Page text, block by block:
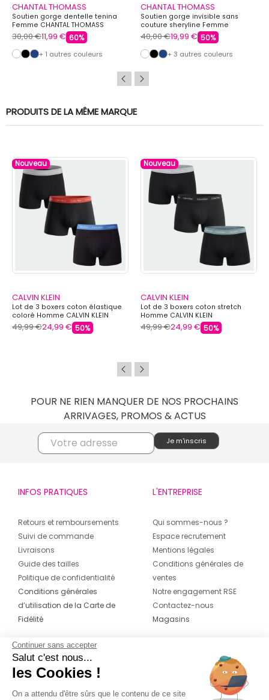
CHANTAL THOMASS
Soutien gorge dentelle tenina
Femme CHANTAL THOMASS
30,00 €11,99 € 60%
+ 1 autres couleurs
CHANTAL THOMASS
Soutien gorge invisible sans
couture sheryline Femme
CHANTAL THOMASS
40,00 €19,99 € 50%
+ 3 autres couleurs
PRODUITS DE LA MÊME MARQUE
Nouveau
CALVIN KLEIN
Lot de 3 boxers coton élastique
coloré Homme CALVIN KLEIN
49,99 €24,99 € 50%
Nouveau
CALVIN KLEIN
Lot de 3 boxers coton stretch
Homme CALVIN KLEIN
49,99 €24,99 € 50%
POUR NE RIEN MANQUER DE NOS PROCHAINS
ARRIVAGES, PROMOS & ACTUS
INFOS PRATIQUES
Retours et remboursements
Suivi de commande
Livraisons
Guide des tailles
Politique de confidentialité
Conditions générales
d’utilisation de la Carte de
Fidélité
L'ENTREPRISE
Qui sommes-nous ?
Espace recrutement
Mentions légales
Conditions générales de
ventes
Notre engagement RSE
Contactez-nous
Magasins
CONTACT
04 42 20 78 42
Du lundi au jeudi de 8h30 à 16h30 & le
Continuer sans accepter
Salut c'est nous...
les Cookies !
On a attendu d'être sûrs que le contenu de ce site